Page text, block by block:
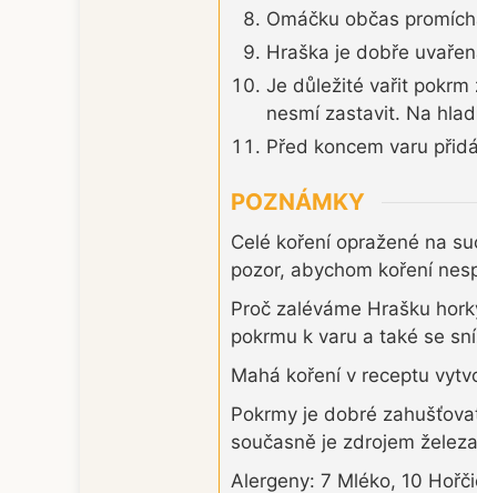
Omáčku občas
Hraška je dobře
Je důležité vařit pokrm
nesmí zastavit. Na
Před koncem varu
POZNÁMKY
Celé koření opražené na
pozor, abychom koření
Proč zaléváme Hrašku
pokrmu k varu a také se
Mahá koření v receptu
Pokrmy je dobré
současně je zdrojem
Alergeny: 7 Mléko, 10